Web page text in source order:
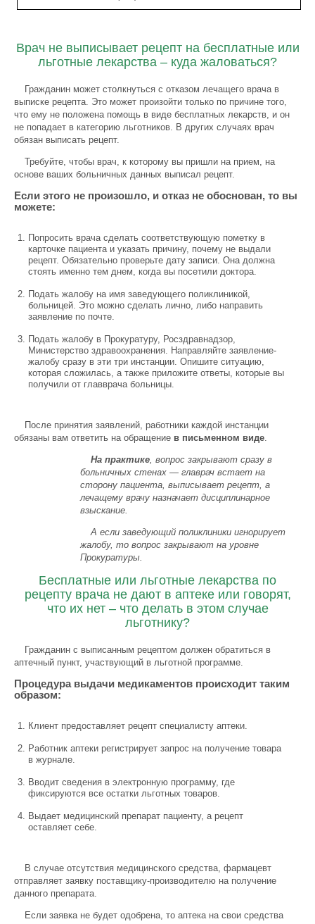
Врач не выписывает рецепт на бесплатные или
льготные лекарства – куда жаловаться?
Гражданин может столкнуться с отказом лечащего врача в
выписке рецепта. Это может произойти только по причине того,
что ему не положена помощь в виде бесплатных лекарств, и он
не попадает в категорию льготников. В других случаях врач
обязан выписать рецепт.
Требуйте, чтобы врач, к которому вы пришли на прием, на
основе ваших больничных данных выписал рецепт.
Если этого не произошло, и отказ не обоснован, то вы
можете:
Попросить врача сделать соответствующую пометку в
карточке пациента и указать причину, почему не выдали
рецепт. Обязательно проверьте дату записи. Она должна
стоять именно тем днем, когда вы посетили доктора.
Подать жалобу на имя заведующего поликлиникой,
больницей. Это можно сделать лично, либо направить
заявление по почте.
Подать жалобу в Прокуратуру, Росздравнадзор,
Министерство здравоохранения. Направляйте заявление-
жалобу сразу в эти три инстанции. Опишите ситуацию,
которая сложилась, а также приложите ответы, которые вы
получили от главврача больницы.
После принятия заявлений, работники каждой инстанции
обязаны вам ответить на обращение в письменном виде.
На практике, вопрос закрывают сразу в
больничных стенах — главрач встает на
сторону пациента, выписывает рецепт, а
лечащему врачу назначает дисциплинарное
взыскание.
А если заведующий поликлиники игнорирует
жалобу, то вопрос закрывают на уровне
Прокуратуры.
Бесплатные или льготные лекарства по
рецепту врача не дают в аптеке или говорят,
что их нет – что делать в этом случае
льготнику?
Гражданин с выписанным рецептом должен обратиться в
аптечный пункт, участвующий в льготной программе.
Процедура выдачи медикаментов происходит таким
образом:
Клиент предоставляет рецепт специалисту аптеки.
Работник аптеки регистрирует запрос на получение товара
в журнале.
Вводит сведения в электронную программу, где
фиксируются все остатки льготных товаров.
Выдает медицинский препарат пациенту, а рецепт
оставляет себе.
В случае отсутствия медицинского средства, фармацевт
отправляет заявку поставщику-производителю на получение
данного препарата.
Если заявка не будет одобрена, то аптека на свои средства